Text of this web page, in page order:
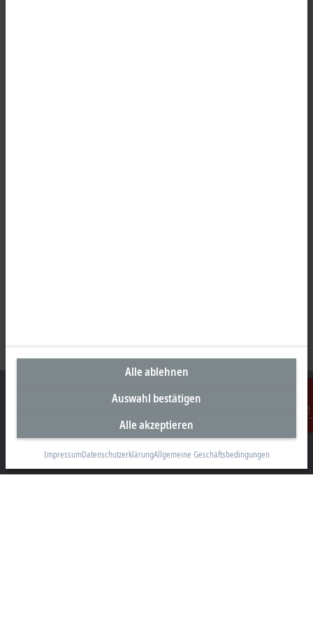
Kontakt
Unternehmenszentrale Deutschland
Beckhoff Automation GmbH & Co. KG
Hülshorstweg 20
Alle ablehnen
Auswahl bestätigen
Alle akzeptieren
ImpressumDatenschutzerklärungAllgemeine Geschäftsbedingungen